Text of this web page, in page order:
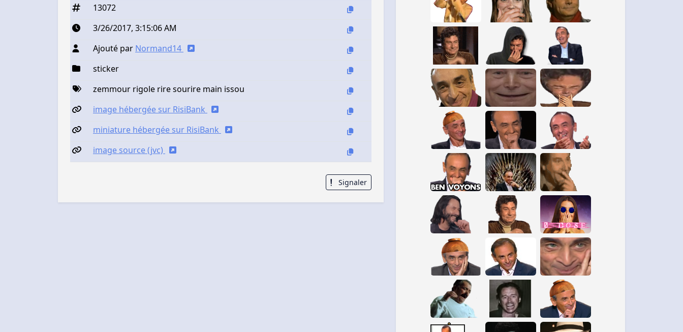
13072
3/26/2017, 3:15:06 AM
Ajouté par Normand14
sticker
zemmour rigole rire sourire main issou
image hébergée sur RisiBank
miniature hébergée sur RisiBank
image source (jvc)
Signaler